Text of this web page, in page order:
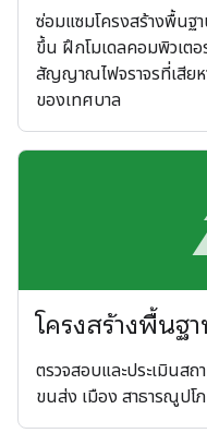
ซ่อมแซมโครงสร้างพื้นฐ
ขึ้น ฝึกโมเดลคอมพิวเตอ
สัญญาณไฟจราจรที่เสียห
ของเทศบาล
โครงสร้างพื้นฐ
ตรวจสอบและประเมินสถ
ขนส่ง เมือง สาธารณูปโ